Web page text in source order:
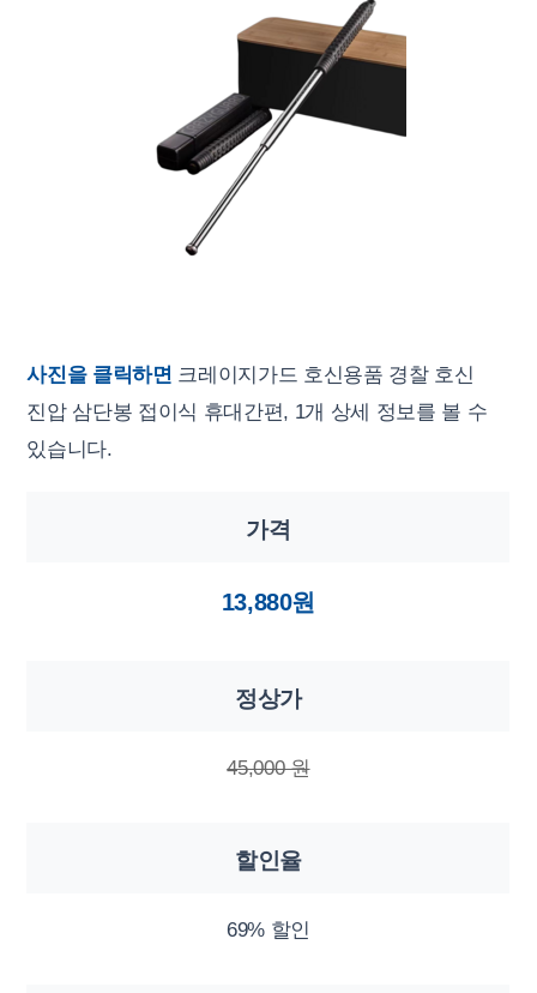
사진을 클릭하면 크레이지가드 호신용품 경찰 호신
진압 삼단봉 접이식 휴대간편, 1개 상세 정보를 볼 수
있습니다.
가격
13,880원
정상가
45,000 원
할인율
69% 할인